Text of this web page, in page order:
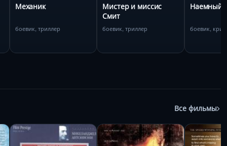
Механик
боевик, триллер
Мистер и миссис
Смит
боевик, триллер
Наемный
боевик,
Все фильмы